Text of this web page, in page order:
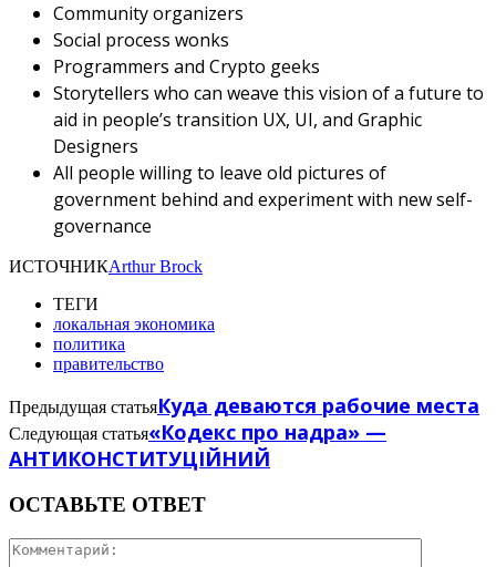
Community organizers
Social process wonks
Programmers and Crypto geeks
Storytellers who can weave this vision of a future to
aid in people’s transition UX, UI, and Graphic
Designers
All people willing to leave old pictures of
government behind and experiment with new self-
governance
ИСТОЧНИКArthur Brock
ТЕГИ
локальная экономика
политика
правительство
Предыдущая статьяКуда деваются рабочие места
Следующая статья«Кодекс про надра» —
АНТИКОНСТИТУЦІЙНИЙ
ОСТАВЬТЕ ОТВЕТ